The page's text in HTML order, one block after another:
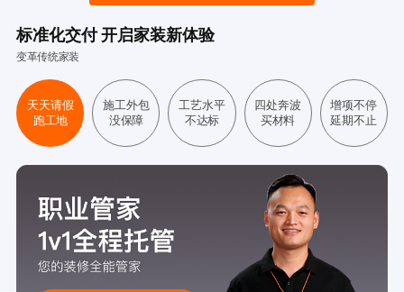
标准化交付 开启家装新体验
变革传统家装
天天请假
跑工地
施工外包
没保障
工艺水平
不达标
四处奔波
买材料
增项不停
延期不止